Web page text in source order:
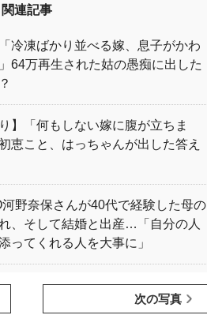
関連記事
「冷凍ばかり並べる嫁、息子がかわ
64万再生された姑の愚痴に出した
】「何もしない嫁に腹が立ちま
恵こと、はっちゃんが出した答え
野奈保さんが40代で経験した母の
、そして結婚と出産…「自分の人
ってくれる人を大事に」
次の写真